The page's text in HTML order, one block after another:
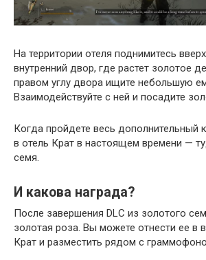
На территории отеля поднимитесь
внутренний двор, где растет золотое
правом углу двора ищите небольшую
Взаимодействуйте с ней и посадите
Когда пройдете весь дополнительный
в отель Крат в настоящем времени —
семя.
И какова награда?
После завершения DLC из золотого
золотая роза. Вы можете отнести ее в
Крат и разместить рядом с